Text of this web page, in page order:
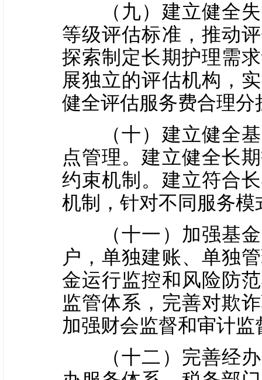
（九）建立健全失
等级评估标准，推动
探索制定长期护理需
展独立的评估机构，
健全评估服务费合理分
（十）建立健全基
点管理。建立健全长
约束机制。建立符合
机制，针对不同服务
（十一）加强基金
户，单独建账、单独
金运行监控和风险防
监管体系，完善对欺
加强财会监督和审计
（十二）完善经办